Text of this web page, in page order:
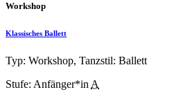
Workshop
Klassisches Ballett
Typ: Workshop, Tanzstil: Ballett
Stufe: Anfänger*in A